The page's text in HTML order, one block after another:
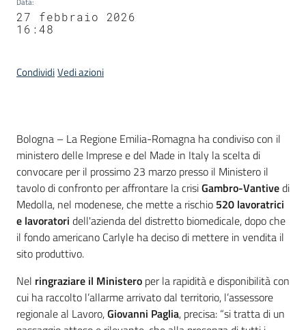
27 febbraio 2026
16:48
CondividiVedi azioni
Contenuto
Bologna – La Regione Emilia-Romagna ha condiviso con il
ministero delle Imprese e del Made in Italy la scelta di
convocare per il prossimo 23 marzo presso il Ministero il
tavolo di confronto per affrontare la crisiGambro-Vantivedi
Medolla, nel modenese, che mette a rischio 520 lavoratrici
e lavoratori dell'azienda del distretto biomedicale, dopo che
il fondo americano Carlyle ha deciso di mettere in vendita il
sito produttivo.
Nel ringraziare il Ministero per la rapidità e disponibilità con
cui ha raccolto l’allarme arrivato dal territorio, l’assessore
regionale al Lavoro,Giovanni Paglia, precisa: “si tratta di un